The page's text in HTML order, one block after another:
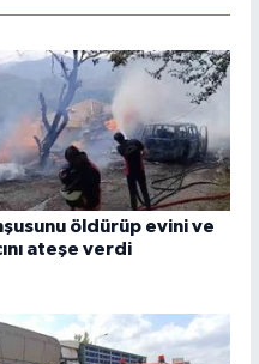
öldürüp evini ve
ateşe verdi